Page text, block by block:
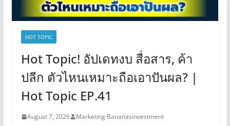
HOT TOPIC
Hot Topic! อัปเดทงบ สื่อสาร, ค้า
ปลีก ตัวไหนเหมาะถือเอาปันผล? |
Hot Topic EP.41
August 7, 2026 Marketing Bananasinvestment